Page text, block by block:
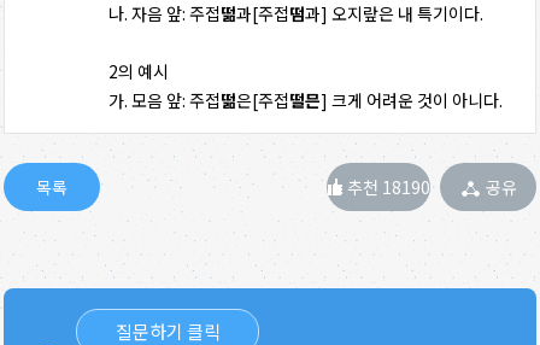
나. 자음 앞: 주접떪과[주접떰과] 오지랖은 내 특기이다.
2의 예시
가. 모음 앞: 주접떪은[주접떨믄] 크게 어려운 것이 아니다.
추천 18190 공유
질문하기 클릭